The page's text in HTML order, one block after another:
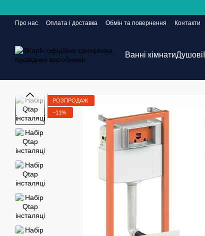
Про нас Оплата і доставка Обмін та повернення Контакти
Ванні кімнатиДушові
РОЗПРОДАЖ
−11%